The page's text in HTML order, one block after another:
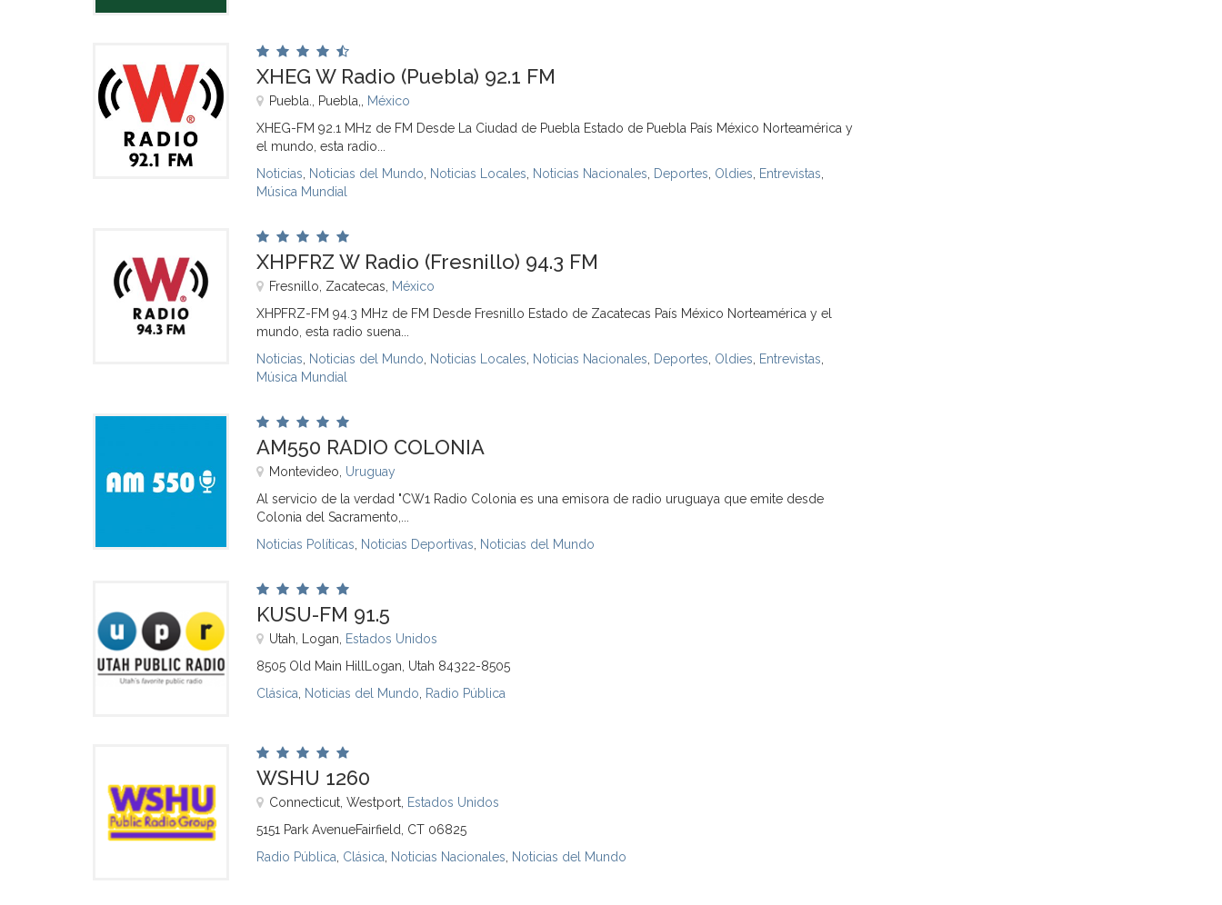
XHEG W Radio (Puebla) 92.1 FM
Puebla., Puebla,,
México
XHEG-FM 92.1 MHz de FM Desde La Ciudad de Puebla Estado de Puebla País México Norteamérica y
el mundo, esta radio...
Noticias
Noticias del Mundo Noticias Locales Noticias Nacionales Deportes Oldies Entrevistas
Música Mundial
XHPFRZ W Radio (Fresnillo) 94.3 FM
Fresnillo, Zacatecas,
México
XHPFRZ-FM 94.3 MHz de FM Desde Fresnillo Estado de Zacatecas País México Norteamérica y el
mundo, esta radio suena...
Noticias
Noticias del Mundo Noticias Locales Noticias Nacionales Deportes Oldies Entrevistas
Música Mundial
AM550 RADIO COLONIA
Montevideo, Uruguay
Al servicio de la verdad "CW1 Radio Colonia es una emisora de radio uruguaya que emite desde
Colonia del Sacramento,...
Noticias Políticas
Noticias Deportivas Noticias del Mundo
KUSU-FM 91.5
Utah, Logan,
Estados Unidos
8505 Old Main HillLogan, Utah 84322-8505
Clásica
Noticias del Mundo Radio Pública
WSHU 1260
Connecticut, Westport, Estados Unidos
5151 Park AvenueFairfield, CT 06825
Radio Pública Clásica Noticias Nacionales Noticias del Mundo